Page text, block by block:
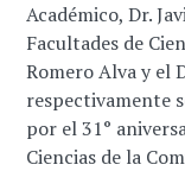
Académico, Dr.
Facultades de
Romero Alva y el
respectivamente
por el 31°
Ciencias de la